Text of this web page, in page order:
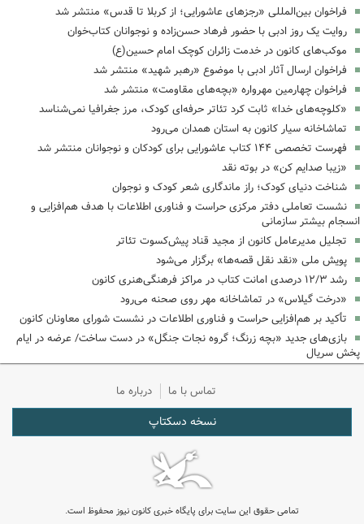
فراخوان بین‌المللی «رجزهای عاشورایی؛ از کربلا تا قدس» منتشر شد
روایت یک روز ادبی با حضور فرهاد حسن‌زاده و نوجوانان کتاب‌خوان
موکب‌های کانون در خدمت زائران کوچک امام حسین(ع)
فراخوان ارسال آثار ادبی با موضوع «رهبر شهید» منتشر شد
فراخوان چهارمین مهرواره «بچه‌های مقاومت» منتشر شد
«کلوچه‌های خدا» ثابت کرد تئاتر حرفه‌ای کودک، مرز جغرافیا نمی‌شناسد
تماشاخانه سیار کانون به استان همدان می‌رود
فهرست تخصصی ۱۴۴ کتاب عاشورایی برای کودکان و نوجوانان منتشر شد
«زیبا صدایم کن» در بوته نقد
شناخت دنیای کودک؛ راز ماندگاری شعر کودک و نوجوان
نشست تعاملی دفتر مرکزی حراست و فناوری اطلاعات با هدف هم‌افزایی و
انسجام بیشتر سازمانی
تجلیل مدیرعامل کانون از مجید قناد پیش‌کسوت تئاتر
پویش ملی «نقد نقل قصه‌ها» برگزار می‌شود
رشد ۱۲/۳ درصدی امانت کتاب در مراکز فرهنگی‌هنری کانون
«درخت گیلاس» در تماشاخانه مهر روی صحنه می‌رود
تأکید بر هم‌افزایی حراست و فناوری اطلاعات در نشست شورای معاونان کانون
بازی‌های جدید «بچه زرنگ؛ گروه نجات جنگل» در دست ساخت/ عرضه در ایام
پخش سریال
تماس با ما درباره ما
نسخه دسکتاپ
تمامی حقوق این سایت برای پایگاه خبری کانون نیوز محفوظ است.